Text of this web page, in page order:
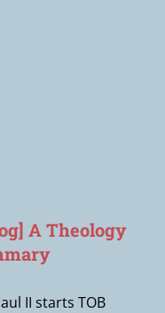
A Theology
II starts TOB